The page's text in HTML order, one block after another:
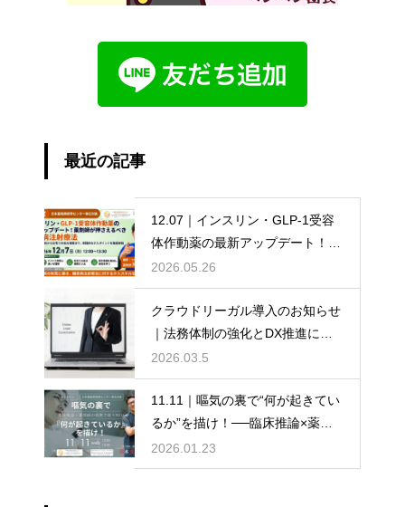
最近の記事
12.07｜インスリン・GLP-1受容
体作動薬の最新アップデート！薬
剤師が押さえるべき糖尿病注射療
法
2026.05.26
クラウドリーガル導入のお知らせ
｜法務体制の強化とDX推進に向
けて
2026.03.5
11.11｜嘔気の裏で“何が起きてい
るか”を描け！──臨床推論×薬剤
師の情熱で救う90分
2026.01.23